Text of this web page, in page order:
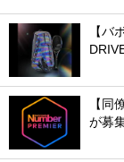
【バ
【同
が募